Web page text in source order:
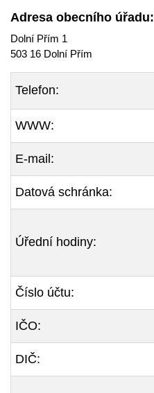
Adresa obecního úřadu:
Dolní Přím 1
503 16 Dolní Přím
Telefon:
WWW:
E-mail:
Datová schránka:
Úřední hodiny:
Číslo účtu:
IČO:
DIČ: